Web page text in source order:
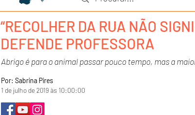
“RECOLHER DA RUA NÃO
DEFENDE PROFESSORA
Abrigo é para o animal passar pouco tempo, mas a
1 de julho de 2019 às 10:00:00
Por: Sabrina Pires